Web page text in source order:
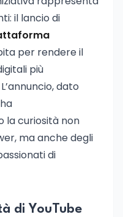
il lancio di
per rendere il
più
dato
la curiosità non
ma anche degli
di
di YouTube